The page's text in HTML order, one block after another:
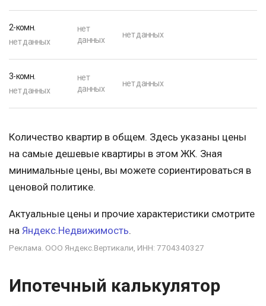
2-комн.
нет данных
нет
данных
нет данных
3-комн.
нет данных
нет
данных
нет данных
Количество квартир в общем. Здесь указаны цены
на самые дешевые квартиры в этом ЖК. Зная
минимальные цены, вы можете сориентироваться в
ценовой политике.
Актуальные цены и прочие характеристики смотрите
на Яндекс.Недвижимость.
Реклама. ООО Яндекс.Вертикали, ИНН: 7704340327
Ипотечный калькулятор